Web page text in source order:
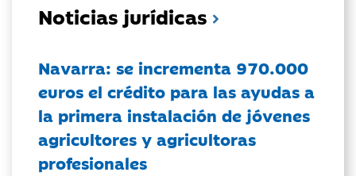
Noticias jurídicas
Navarra: se incrementa 970.000
euros el crédito para las ayudas a
la primera instalación de jóvenes
agricultores y agricultoras
profesionales